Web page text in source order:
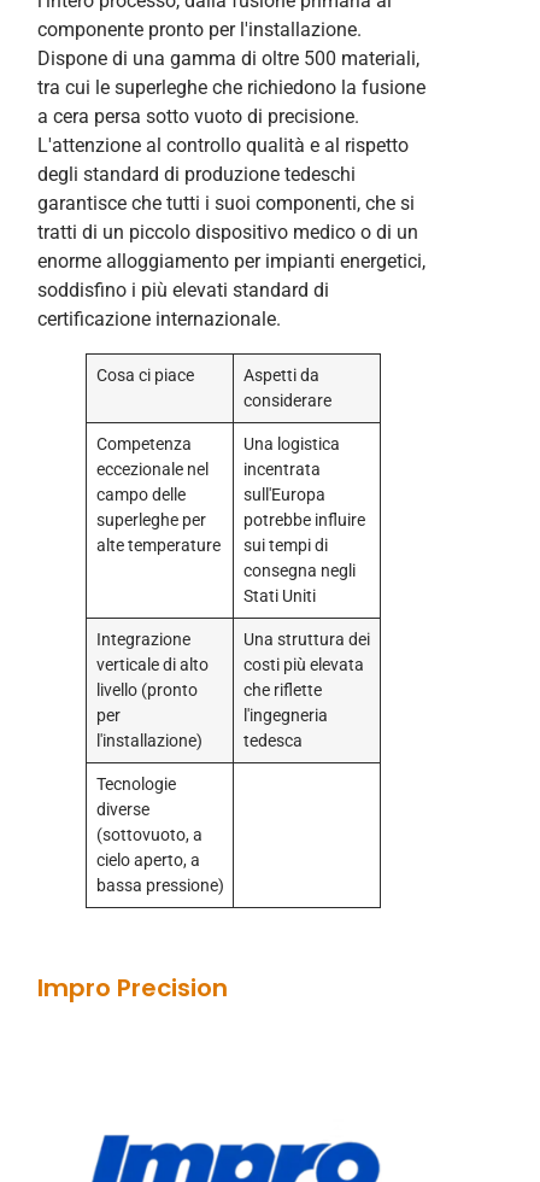
componente pronto per l'installazione.
Dispone di una gamma di oltre 500 materiali,
tra cui le superleghe che richiedono la fusione
a cera persa sotto vuoto di precisione.
L'attenzione al controllo qualità e al rispetto
degli standard di produzione tedeschi
garantisce che tutti i suoi componenti, che si
tratti di un piccolo dispositivo medico o di un
enorme alloggiamento per impianti energetici,
soddisfino i più elevati standard di
certificazione internazionale.
Cosa ci piace
Aspetti da
considerare
Competenza
eccezionale nel
campo delle
superleghe per
alte temperature
Una logistica
incentrata
sull'Europa
potrebbe influire
sui tempi di
consegna negli
Stati Uniti
Integrazione
verticale di alto
livello (pronto
per
l'installazione)
Una struttura dei
costi più elevata
che riflette
l'ingegneria
tedesca
Tecnologie
diverse
(sottovuoto, a
cielo aperto, a
bassa pressione)
Impro Precision